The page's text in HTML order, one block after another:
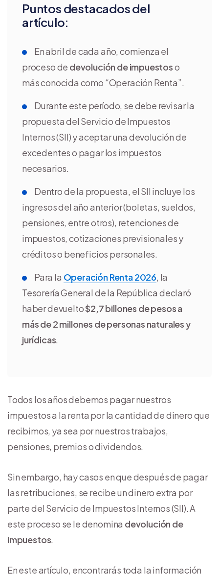
Puntos destacados del
artículo:
En abril de cada año, comienza el
proceso de devolución de impuestoso
más conocida como “Operación Renta”.
Durante este período, se debe revisar la
propuesta del Servicio de Impuestos
Internos (SII) y aceptar una devolución de
excedentes o pagar los impuestos
necesarios.
Dentro de la propuesta, el SII incluye los
ingresos del año anterior (boletas, sueldos,
pensiones, entre otros), retenciones de
impuestos, cotizaciones previsionales y
créditos o beneficios personales.
Para la Operación Renta 2026 , la
Tesorería General de la República declaró
haber devuelto$2,7 billones de pesos a
más de 2 millones de personas naturales y
jurídicas
Todos los años debemos pagar nuestros
impuestos a la renta por la cantidad de dinero que
recibimos, ya sea por nuestros trabajos,
pensiones, premios o dividendos.
Sin embargo, hay casos en que después de pagar
las retribuciones, se recibe un dinero extra por
parte del Servicio de Impuestos Internos (SII). A
este proceso se le denomina devolución de
impuestos
En este artículo, encontrarás toda la información